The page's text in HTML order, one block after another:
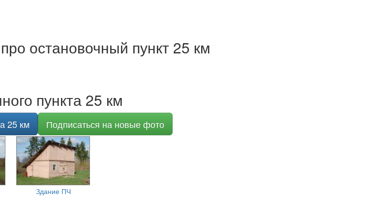
остановочный пункт 25 км
пункта 25 км
25 км Подписаться на новые фото
Здание ПЧ